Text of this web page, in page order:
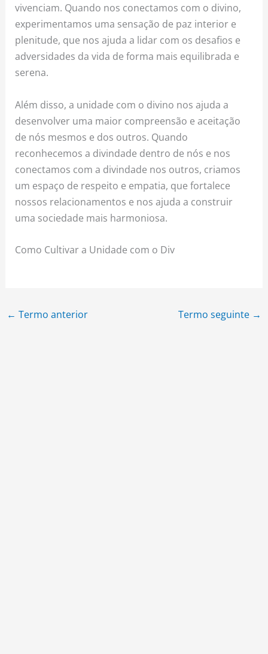
vivenciam. Quando nos conectamos com o divino,
experimentamos uma sensação de paz interior e
plenitude, que nos ajuda a lidar com os desafios e
adversidades da vida de forma mais equilibrada e
serena.
Além disso, a unidade com o divino nos ajuda a
desenvolver uma maior compreensão e aceitação
de nós mesmos e dos outros. Quando
reconhecemos a divindade dentro de nós e nos
conectamos com a divindade nos outros, criamos
um espaço de respeito e empatia, que fortalece
nossos relacionamentos e nos ajuda a construir
uma sociedade mais harmoniosa.
Como Cultivar a Unidade com o Div
← Termo anterior Termo seguinte →